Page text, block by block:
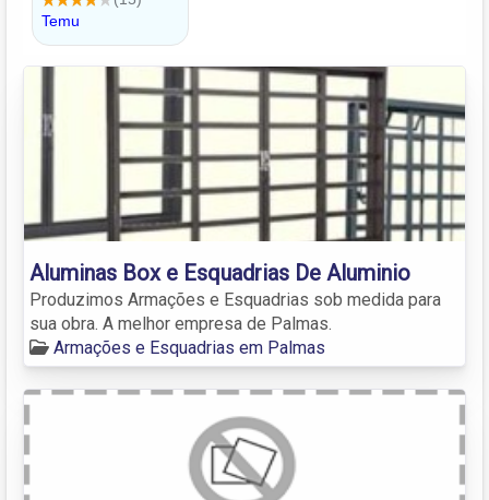
Aluminas Box e Esquadrias De Aluminio
Produzimos Armações e Esquadrias sob medida para
sua obra. A melhor empresa de Palmas.
Armações e Esquadrias em Palmas